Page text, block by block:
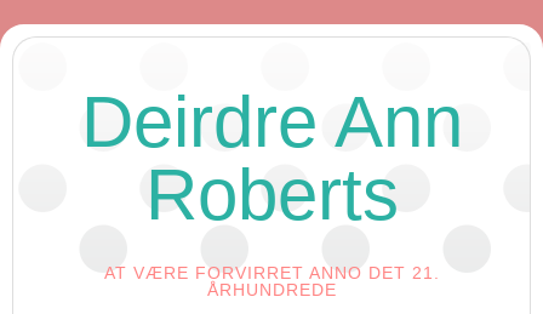
Deirdre Ann
Roberts
AT VÆRE FORVIRRET ANNO DET 21.
ÅRHUNDREDE